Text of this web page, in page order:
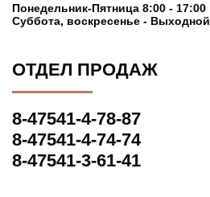
Понедельник-Пятница 8:00 - 17:00
Суббота, воскресенье - Выходной
ОТДЕЛ ПРОДАЖ
8-47541-4-78-87
8-47541-4-74-74
8-47541-3-61-41